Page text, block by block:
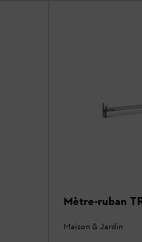
Mètre-ruban
Maison & Jardin